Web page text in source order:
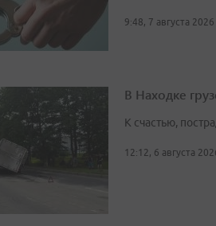
9:48, 7 августа 2026
В Находке
К счастью,
12:12, 6 августа